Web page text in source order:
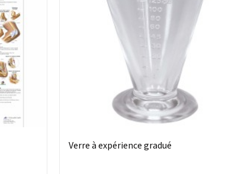
Verre à expérience gradué